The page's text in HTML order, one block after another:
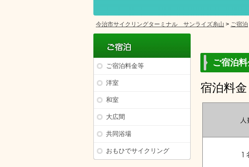
今治市サイクリングターミナル サンライズ糸山 > ご宿泊
ご宿泊料金等
洋室
和室
大広間
共同浴場
おもひでサイクリング
ご宿泊
宿泊料金